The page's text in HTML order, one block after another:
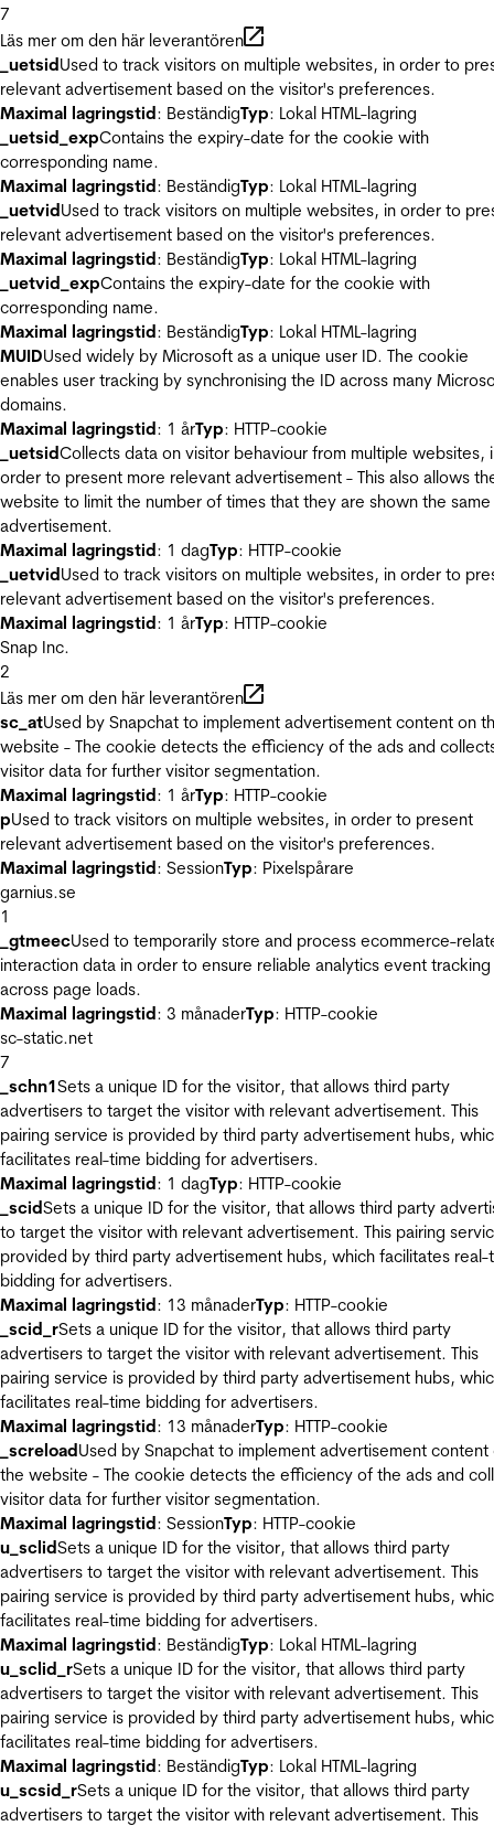
7
Läs mer om den här leverantören
_uetsidUsed to track visitors on multiple websites, in order to
relevant advertisement based on the visitor's preferences.
Maximal lagringstid: BeständigTyp: Lokal HTML-lagring
_uetsid_expContains the expiry-date for the cookie with
corresponding name.
Maximal lagringstid: BeständigTyp: Lokal HTML-lagring
_uetvidUsed to track visitors on multiple websites, in order to
relevant advertisement based on the visitor's preferences.
Maximal lagringstid: BeständigTyp: Lokal HTML-lagring
_uetvid_expContains the expiry-date for the cookie with
corresponding name.
Maximal lagringstid: BeständigTyp: Lokal HTML-lagring
MUIDUsed widely by Microsoft as a unique user ID. The cookie
enables user tracking by synchronising the ID across many
domains.
Maximal lagringstid: 1 årTyp: HTTP-cookie
_uetsidCollects data on visitor behaviour from multiple websites,
order to present more relevant advertisement - This also allows
website to limit the number of times that they are shown the same
advertisement.
Maximal lagringstid: 1 dagTyp: HTTP-cookie
_uetvidUsed to track visitors on multiple websites, in order to
relevant advertisement based on the visitor's preferences.
Maximal lagringstid: 1 årTyp: HTTP-cookie
Snap Inc.
2
Läs mer om den här leverantören
sc_atUsed by Snapchat to implement advertisement content on
website - The cookie detects the efficiency of the ads and
visitor data for further visitor segmentation.
Maximal lagringstid: 1 årTyp: HTTP-cookie
pUsed to track visitors on multiple websites, in order to present
relevant advertisement based on the visitor's preferences.
Maximal lagringstid: SessionTyp: Pixelspårare
garnius.se
1
_gtmeecUsed to temporarily store and process ecommerce-
interaction data in order to ensure reliable analytics event tracking
across page loads.
Maximal lagringstid: 3 månaderTyp: HTTP-cookie
sc-static.net
7
_schn1Sets a unique ID for the visitor, that allows third party
advertisers to target the visitor with relevant advertisement. This
pairing service is provided by third party advertisement hubs,
facilitates real-time bidding for advertisers.
Maximal lagringstid: 1 dagTyp: HTTP-cookie
_scidSets a unique ID for the visitor, that allows third party
to target the visitor with relevant advertisement. This pairing
provided by third party advertisement hubs, which facilitates real-
bidding for advertisers.
Maximal lagringstid: 13 månaderTyp: HTTP-cookie
_scid_rSets a unique ID for the visitor, that allows third party
advertisers to target the visitor with relevant advertisement. This
pairing service is provided by third party advertisement hubs,
facilitates real-time bidding for advertisers.
Maximal lagringstid: 13 månaderTyp: HTTP-cookie
_screloadUsed by Snapchat to implement advertisement content
the website - The cookie detects the efficiency of the ads and
visitor data for further visitor segmentation.
Maximal lagringstid: SessionTyp: HTTP-cookie
u_sclidSets a unique ID for the visitor, that allows third party
advertisers to target the visitor with relevant advertisement. This
pairing service is provided by third party advertisement hubs,
facilitates real-time bidding for advertisers.
Maximal lagringstid: BeständigTyp: Lokal HTML-lagring
u_sclid_rSets a unique ID for the visitor, that allows third party
advertisers to target the visitor with relevant advertisement. This
pairing service is provided by third party advertisement hubs,
facilitates real-time bidding for advertisers.
Maximal lagringstid: BeständigTyp: Lokal HTML-lagring
u_scsid_rSets a unique ID for the visitor, that allows third party
advertisers to target the visitor with relevant advertisement. This